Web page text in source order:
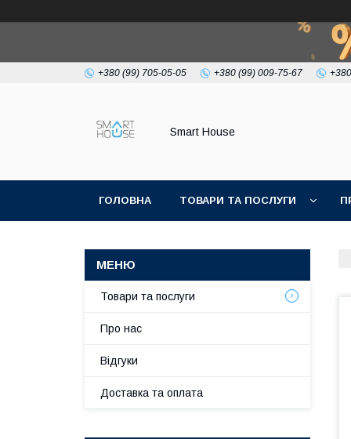
+380 (99) 705-05-05 +380 (99) 009-75-67
Smart House
ГОЛОВНА ТОВАРИ ТА ПОСЛУГИ
Товари та послуги
Про нас
Відгуки
Доставка та оплата